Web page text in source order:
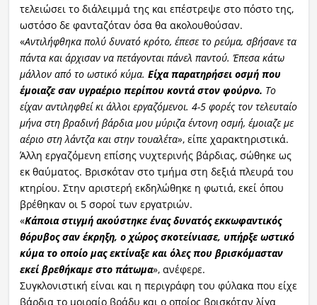
τελειώσει το διάλειμμά της και επέστρεψε στο πόστο της,
ωστόσο δε φανταζόταν όσα θα ακολουθούσαν.
«Αντιλήφθηκα πολύ δυνατό κρότο, έπεσε το ρεύμα, σβήσανε τα
πάντα και άρχισαν να πετάγονται πάνελ παντού. Έπεσα κάτω
μάλλον από το ωστικό κύμα. Είχα παρατηρήσει οσμή που
έμοιαζε σαν υγραέριο περίπου κοντά στον φούρνο. Το
είχαν αντιληφθεί κι άλλοι εργαζόμενοι. 4-5 φορές τον τελευταίο
μήνα στη βραδινή βάρδια μου μύριζα έντονη οσμή, έμοιαζε με
αέριο στη λάντζα και στην τουαλέτα», είπε χαρακτηριστικά.
Άλλη εργαζόμενη επίσης νυχτερινής βάρδιας, σώθηκε ως
εκ θαύματος. Βρισκόταν στο τμήμα στη δεξιά πλευρά του
κτηρίου. Στην αριστερή εκδηλώθηκε η φωτιά, εκεί όπου
βρέθηκαν οι 5 σοροί των εργατριών.
«Κάποια στιγμή ακούστηκε ένας δυνατός εκκωφαντικός
θόρυβος σαν έκρηξη, ο χώρος σκοτείνιασε, υπήρξε ωστικό
κύμα το οποίο μας εκτίναξε και όλες που βρισκόμασταν
εκεί βρεθήκαμε στο πάτωμα», ανέφερε.
Συγκλονιστική είναι και η περιγράφη του φύλακα που είχε
βάρδια το μοιραίο βράδυ και ο οποίος βρισκόταν λίγα